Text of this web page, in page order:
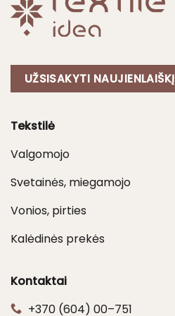
UŽSISAKYTI NAUJIENLAIŠKĮ
Tekstilė
Valgomojo
Svetainės, miegamojo
Vonios, pirties
Kalėdinės prekės
Kontaktai
+370 (604) 00–751